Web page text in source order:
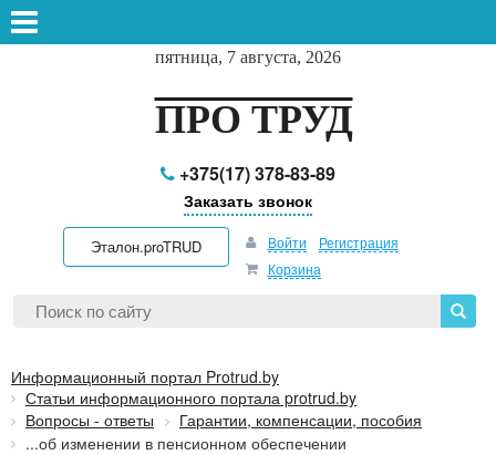
пятница, 7 августа, 2026
ПРО ТРУД
+375(17) 378-83-89
Заказать звонок
Эталон.proTRUD Войти
Регистрация
Корзина
Информационный портал Protrud.by
Статьи информационного портала protrud.by
Вопросы - ответы
Гарантии, компенсации, пособия
...об изменении в пенсионном обеспечении